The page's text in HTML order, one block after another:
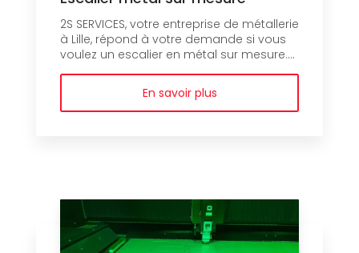
2S SERVICES, votre entreprise de métallerie
à Lille, répond à votre demande si vous
voulez un escalier en métal sur mesure....
En savoir plus